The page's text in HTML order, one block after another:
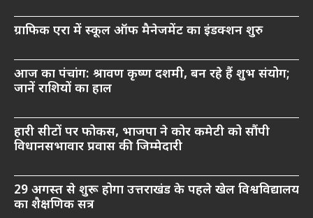
ग्राफिक एरा में स्कूल ऑफ मैनेजमेंट का इंडक्शन शुरु
आज का पंचांग: श्रावण कृष्ण दशमी, बन रहे हैं शुभ संयोग;
जानें राशियों का हाल
हारी सीटों पर फोकस, भाजपा ने कोर कमेटी को सौंपी
विधानसभावार प्रवास की जिम्मेदारी
29 अगस्त से शुरू होगा उत्तराखंड के पहले खेल विश्वविद्यालय
का शैक्षणिक सत्र